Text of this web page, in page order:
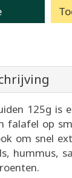
125g is
falafel op
om snel
hummus,